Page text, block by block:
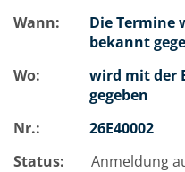
Wann:
Die Termine
bekannt
Wo:
wird mit der
gegeben
Nr.:
26E40002
Status:
Anmeldung